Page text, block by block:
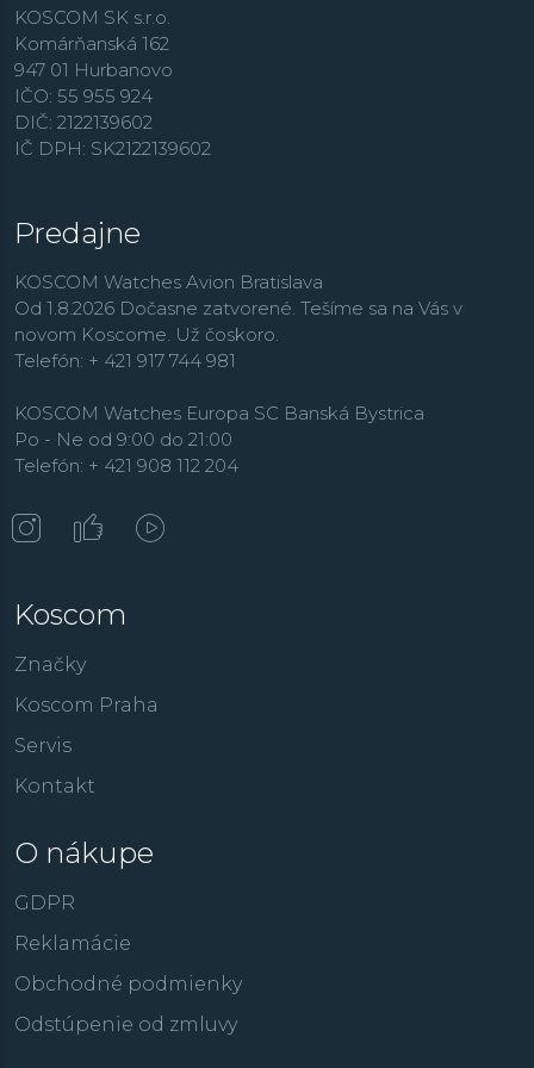
KOSCOM SK s.r.o.
Komárňanská 162
947 01 Hurbanovo
IČO: 55 955 924
DIČ: 2122139602
IČ DPH: SK2122139602
Predajne
KOSCOM Watches Avion Bratislava
Od 1.8.2026 Dočasne zatvorené. Tešíme sa na Vás v
novom Koscome. Už čoskoro.
Telefón: + 421 917 744 981
KOSCOM Watches Europa SC Banská Bystrica
Po - Ne od 9:00 do 21:00
Telefón: + 421 908 112 204
Koscom
Značky
Koscom Praha
Servis
Kontakt
O nákupe
GDPR
Reklamácie
Obchodné podmienky
Odstúpenie od zmluvy